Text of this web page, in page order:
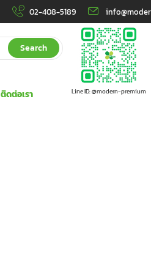
02-408-5189
Search
ติดต่อเรา Line ID: @modern-premium